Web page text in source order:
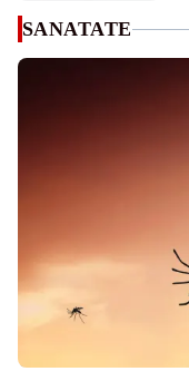
SANATATE